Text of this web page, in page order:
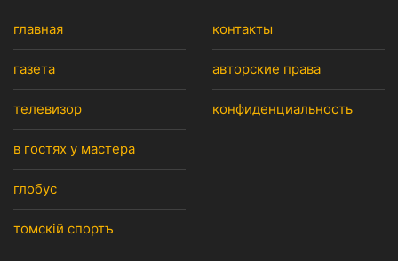
главная
газета
телевизор
в гостях у мастера
глобус
томскiй спортъ
контакты
авторские права
конфиденциальность